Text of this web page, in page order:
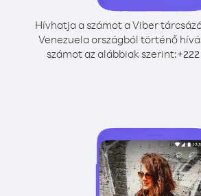
Hívhatja a számot a Viber
Venezuela országból történő
számot az alábbiak szerint:+222